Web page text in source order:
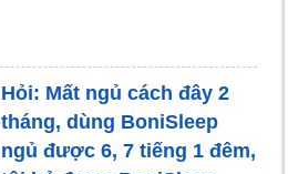
Hỏi: Mất ngủ cách đây 2
tháng, dùng BoniSleep
ngủ được 6, 7 tiếng 1 đêm,